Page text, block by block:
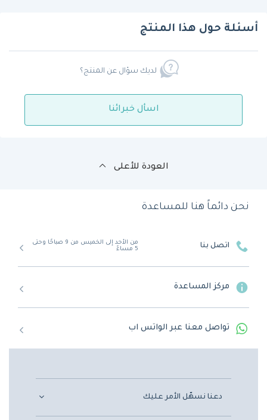
أسئلة حول هذا المنتج
لديك سؤال عن المنتج؟
اسأل خبرائنا
العودة للأعلى
نحن دائماً هنا للمساعدة
اتصل بنا
من الأحد إلى الخميس من 9 صباحًا وحتى
5 مساءً
مركز المساعدة
تواصل معنا عبر الواتس اب
دعنا نسهّل الأمر عليك